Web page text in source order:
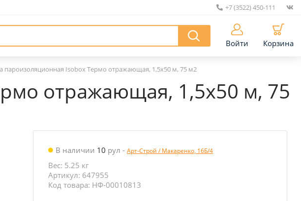
+7 (3522) 450-111
Войти Корзина
пароизоляционная Isobox Термо отражающая, 1,5х50 м, 75 м2
отражающая, 1,5х50 м, 75
В наличии 10 рул - Арт-Строй / Макаренко, 16Б/4
Вес: 5.25 кг
Артикул: 647955
Код товара: НФ-00010813